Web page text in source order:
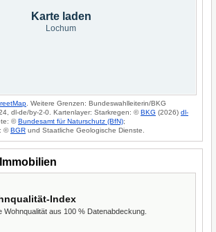
Karte laden
Lochum
. Weitere Grenzen: Bundeswahlleiterin/BKG
dl-de/by-2-0. Kartenlayer: Starkregen: ©BKG (2026) dl-
©Bundesamt für Naturschutz (BfN);
©BGR und Staatliche Geologische Dienste.
Index
Wohnqualität aus 100 % Datenabdeckung.